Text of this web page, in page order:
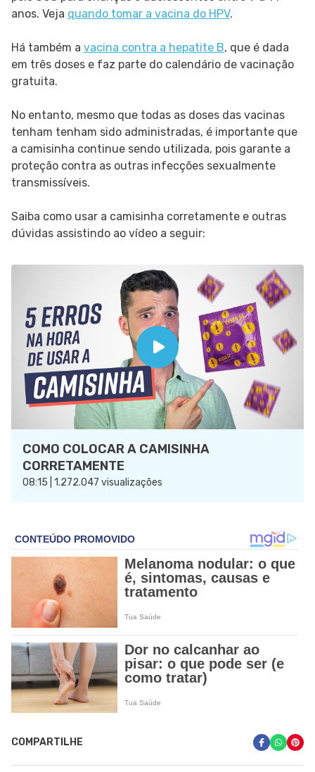
anos. Veja quando tomar a vacina do HPV.
Há também a vacina contra a hepatite B, que é dada
em três doses e faz parte do calendário de vacinação
gratuita.
No entanto, mesmo que todas as doses das vacinas
tenham tenham sido administradas, é importante que
a camisinha continue sendo utilizada, pois garante a
proteção contra as outras infecções sexualmente
transmissíveis.
Saiba como usar a camisinha corretamente e outras
dúvidas assistindo ao vídeo a seguir:
COMO COLOCAR A CAMISINHA
CORRETAMENTE
08:15 | 1.272.047 visualizações
COMPARTILHE